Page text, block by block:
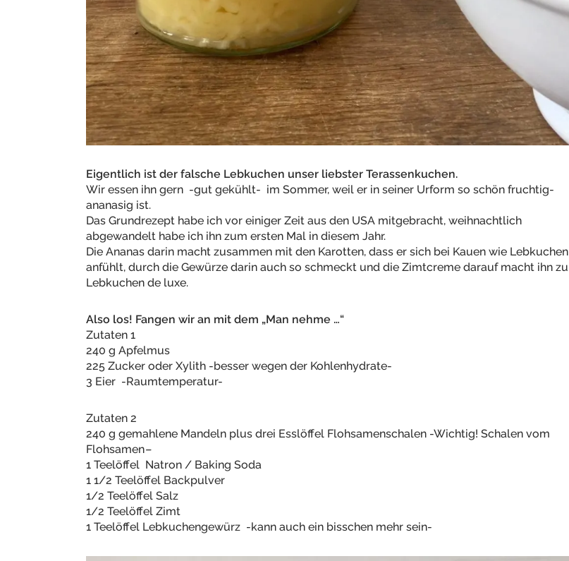
Eigentlich ist der falsche Lebkuchen unser liebster Terassenkuchen.
Wir essen ihn gern -gut gekühlt- im Sommer, weil er in seiner Urform so schön fruchtig-
ananasig ist.
Das Grundrezept habe ich vor einiger Zeit aus den USA mitgebracht, weihnachtlich
abgewandelt habe ich ihn zum ersten Mal in diesem Jahr.
Die Ananas darin macht zusammen mit den Karotten, dass er sich bei Kauen wie Lebkuchen
anfühlt, durch die Gewürze darin auch so schmeckt und die Zimtcreme darauf macht ihn zu
Lebkuchen de luxe.
Also los! Fangen wir an mit dem „Man nehme …“
Zutaten 1
240 g Apfelmus
225 Zucker oder Xylith -besser wegen der Kohlenhydrate-
3 Eier -Raumtemperatur-
Zutaten 2
240 g gemahlene Mandeln plus drei Esslöffel Flohsamenschalen -Wichtig! Schalen vom
Flohsamen–
1 Teelöffel Natron / Baking Soda
1 1/2 Teelöffel Backpulver
1/2 Teelöffel Salz
1/2 Teelöffel Zimt
1 Teelöffel Lebkuchengewürz -kann auch ein bisschen mehr sein-